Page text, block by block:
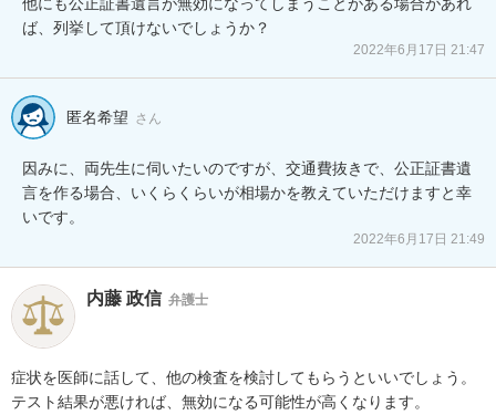
2022年6月17日 21:47
匿名希望 さん
因みに、両先生に伺いたいのですが、交通費抜きで、公正証書遺
言を作る場合、いくらくらいが相場かを教えていただけますと幸
いです。
2022年6月17日 21:49
内藤 政信 弁護士
症状を医師に話して、他の検査を検討してもらうといいでしょう。
テスト結果が悪ければ、無効になる可能性が高くなります。